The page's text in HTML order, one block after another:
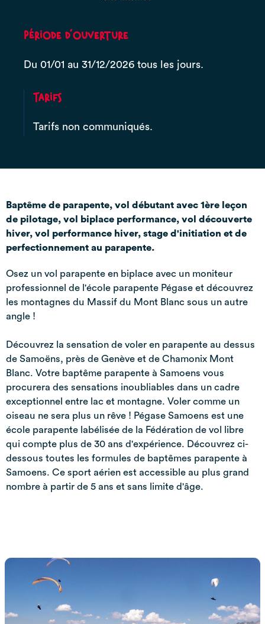
Période d'ouverture
Du 01/01 au 31/12/2026 tous les jours.
Tarifs
Tarifs non communiqués.
Baptême de parapente, vol débutant avec 1ère leçon
de pilotage, vol biplace performance, vol découverte
hiver, vol performance hiver, stage d'initiation et de
perfectionnement au parapente.
Osez un vol parapente en biplace avec un moniteur
professionnel de l'école parapente Pégase et découvrez
les montagnes du Massif du Mont Blanc sous un autre
angle !
Découvrez la sensation de voler en parapente au dessus
de Samoëns, près de Genève et de Chamonix Mont
Blanc. Votre baptême parapente à Samoens vous
procurera des sensations inoubliables dans un cadre
exceptionnel entre lac et montagne. Voler comme un
oiseau ne sera plus un rêve ! Pégase Samoens est une
école parapente labélisée de la Fédération de vol libre
qui compte plus de 30 ans d'expérience. Découvrez ci-
dessous toutes les formules de baptêmes parapente à
Samoens. Ce sport aérien est accessible au plus grand
nombre à partir de 5 ans et sans limite d'âge.